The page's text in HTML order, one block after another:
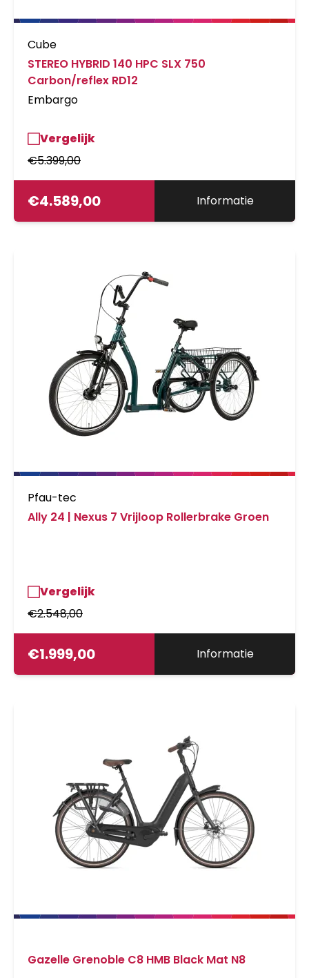
Cube
STEREO HYBRID 140 HPC SLX 750
Carbon/reflex RD12
Embargo
Vergelijk
€5.399,00
€4.589,00 Informatie
Pfau-tec
Ally 24 | Nexus 7 Vrijloop Rollerbrake Groen
Vergelijk
€2.548,00
€1.999,00 Informatie
Gazelle Grenoble C8 HMB Black Mat N8